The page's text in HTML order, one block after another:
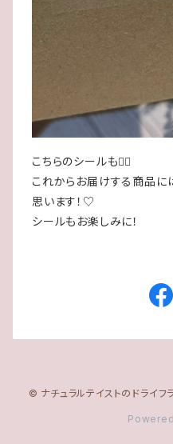
こちらのシールも💁‍♀️
これからお届けする商品に
思います！♡
シールもお楽しみに！
© ナチュラルテイストのドラ